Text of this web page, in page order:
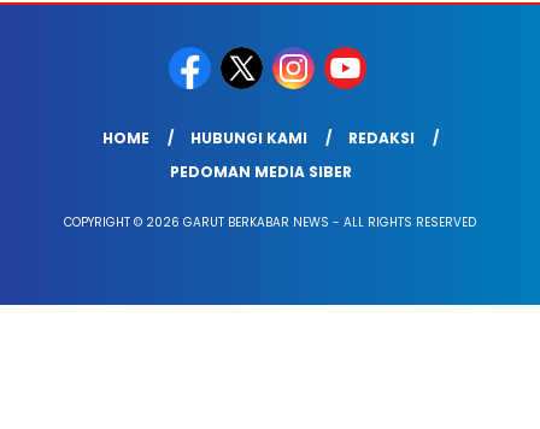
HOME HUBUNGI KAMI
REDAKSI
PEDOMAN MEDIA SIBER
COPYRIGHT © 2026 GARUT BERKABAR NEWS - ALL RIGHTS RESERVED